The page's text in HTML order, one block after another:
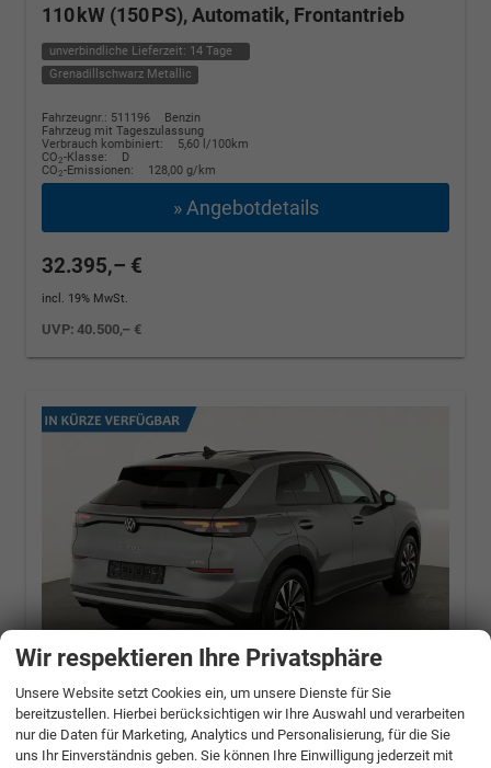
110 kW (150 PS), Automatik, Frontantrieb
unverbindliche Lieferzeit: 14 Tage
Grenadillschwarz Metallic
Fahrzeugnr.: 511196
Benzin
Fahrzeug mit Tageszulassung
Verbrauch kombiniert:
5,60 l/100km
CO2-Klasse:
D
CO2-Emissionen: 128,00 g/km
» Angebotdetails
32.395,– €
incl. 19% MwSt.
UVP:40.500,– €
Volkswagen T-Roc1.5 eTSI 110 kW Life DSG
Life, neues Modell, LED, Kamera, Side, Winter,
17-Zoll
Wir respektieren Ihre Privatsphäre
Unsere Website setzt Cookies ein, um unsere Dienste für Sie
bereitzustellen. Hierbei berücksichtigen wir Ihre Auswahl und verarbeiten
nur die Daten für Marketing, Analytics und Personalisierung, für die Sie
uns Ihr Einverständnis geben. Sie können Ihre Einwilligung jederzeit mit